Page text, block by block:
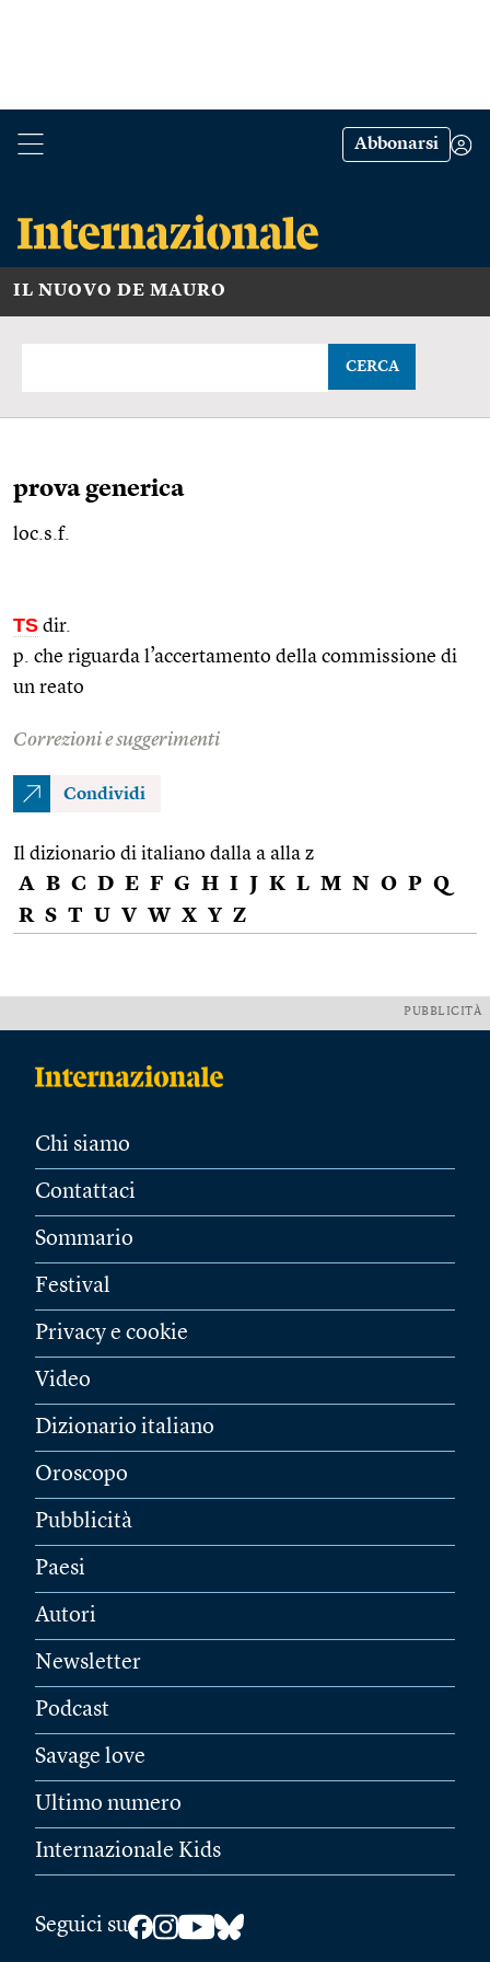
Abbonarsi
IL NUOVO DE MAURO
CERCA
prova generica
loc.s.f.
TS dir.
p. che riguarda l’accertamento della commissione di
un reato
Correzioni e suggerimenti
Condividi
Il dizionario di italiano dalla a alla z
A B C D E F G H I J K L M N O P Q
R S T U V W X Y Z
PUBBLICITÀ
Chi siamo
Contattaci
Sommario
Festival
Privacy e cookie
Video
Dizionario italiano
Oroscopo
Pubblicità
Paesi
Autori
Newsletter
Podcast
Savage love
Ultimo numero
Internazionale Kids
Seguici su